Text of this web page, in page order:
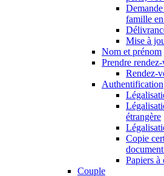
famille
Mise à
Nom et prénom
Prendre
Rendez-
Authentification
étrangère
Copie
Papiers à
Couple